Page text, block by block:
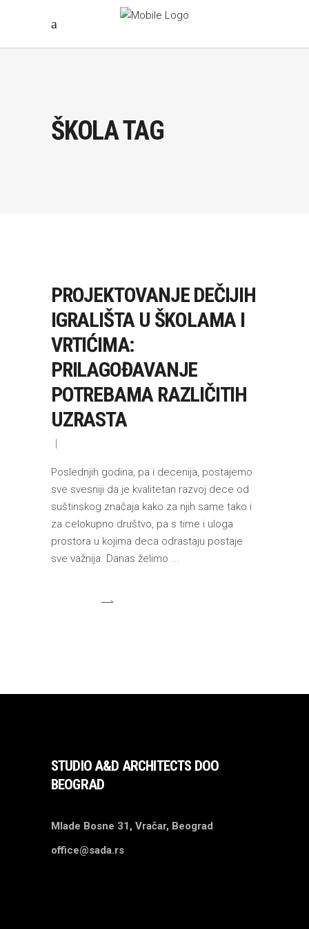
ŠKOLA TAG
PROJEKTOVANJE DEČIJIH
IGRALIŠTA U ŠKOLAMA I
VRTIĆIMA:
PRILAGOĐAVANJE
POTREBAMA RAZLIČITIH
UZRASTA
Poslednjih godina, pa i decenija, postajemo
sve svesniji da je kvalitetan razvoj dece od
suštinskog značaja kako za njih same tako i
za celokupno društvo, pa s time i uloga
prostora u kojima deca odrastaju postaje
sve važnija. Danas želimo
STUDIO A&D ARCHITECTS DOO
BEOGRAD
Mlade Bosne 31, Vračar, Beograd
office@sada.rs